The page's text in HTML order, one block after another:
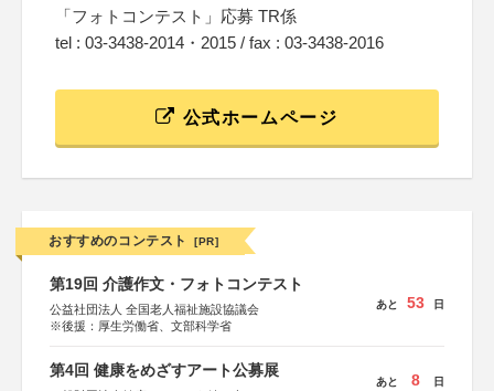
「フォトコンテスト」応募 TR係
tel : 03-3438-2014・2015 / fax : 03-3438-2016
公式ホームページ
おすすめのコンテスト [PR]
第19回 介護作文・フォトコンテスト
公益社団法人 全国老人福祉施設協議会
※後援：厚生労働省、文部科学省
あと 53 日
第4回 健康をめざすアート公募展
あと 8 日